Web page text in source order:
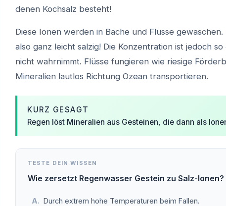
denen Kochsalz besteht!
Diese Ionen werden in Bäche und Flüsse
also ganz leicht salzig! Die Konzentration ist jedoch
nicht wahrnimmt. Flüsse fungieren wie riesige
Mineralien lautlos Richtung Ozean transportieren.
KURZ GESAGT
Regen löst Mineralien aus Gesteinen, die dann als
TESTE DEIN WISSEN
Wie zersetzt Regenwasser Gestein zu Salz-Ionen?
Durch extrem hohe Temperaturen beim Fallen.